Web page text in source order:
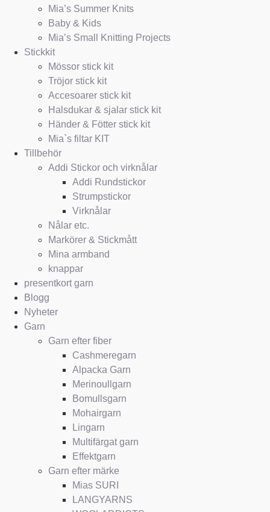
Mia’s Summer Knits
Baby & Kids
Mia’s Small Knitting Projects
Stickkit
Mössor stick kit
Tröjor stick kit
Accesoarer stick kit
Halsdukar & sjalar stick kit
Händer & Fötter stick kit
Mia`s filtar KIT
Tillbehör
Addi Stickor och virknålar
Addi Rundstickor
Strumpstickor
Virknålar
Nålar etc.
Markörer & Stickmått
Mina armband
knappar
presentkort garn
Blogg
Nyheter
Garn
Garn efter fiber
Cashmeregarn
Alpacka Garn
Merinoullgarn
Bomullsgarn
Mohairgarn
Lingarn
Multifärgat garn
Effektgarn
Garn efter märke
Mias SURI
LANGYARNS